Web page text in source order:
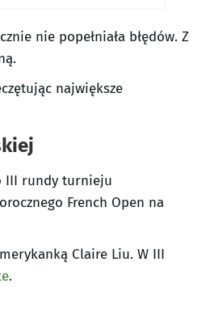
nie popełniała błędów. Z
największe
III rundy turnieju
French Open na
Claire Liu. W III
.